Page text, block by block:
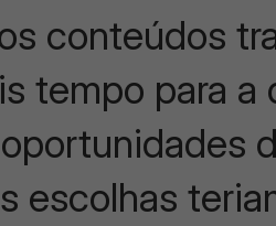
conteúdos
tempo para a
escolhas